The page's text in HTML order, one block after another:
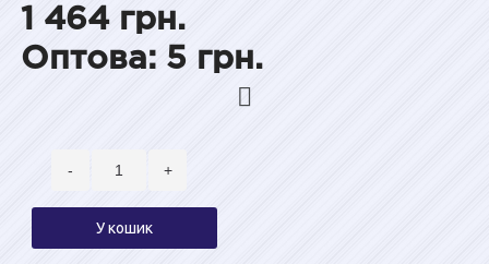
1 464 грн.
Оптова: 5 грн.
- +
У кошик